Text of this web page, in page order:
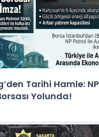
Tarihi Hamle: NP
Yolunda!